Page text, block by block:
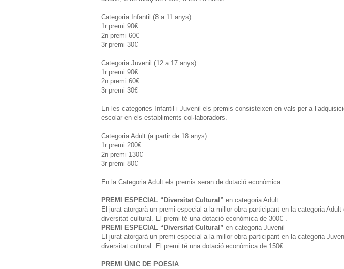
Categoria Infantil (8 a 11 anys)
1r premi 90€
2n premi 60€
3r premi 30€
Categoria Juvenil (12 a 17 anys)
1r premi 90€
2n premi 60€
3r premi 30€
En les categories Infantil i Juvenil els premis consisteixen en vals per a
escolar en els establiments col∙laboradors.
Categoria Adult (a partir de 18 anys)
1r premi 200€
2n premi 130€
3r premi 80€
En la Categoria Adult els premis seran de dotació econòmica.
PREMI ESPECIAL “Diversitat Cultural” en categoria Adult
El jurat atorgarà un premi especial a la millor obra participant en la categoria
diversitat cultural. El premi té una dotació econòmica de 300€ .
PREMI ESPECIAL “Diversitat Cultural” en categoria Juvenil
El jurat atorgarà un premi especial a la millor obra participant en la categoria
diversitat cultural. El premi té una dotació econòmica de 150€ .
PREMI ÚNIC DE POESIA